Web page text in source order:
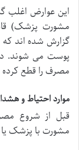
این عوارض اغلب
مشورت پزشک)
گزارش شده اند
پوست می شوند.
مصرف را قطع کرده
موارد احتیاط و
قبل از شروع
مشورت با پزشک